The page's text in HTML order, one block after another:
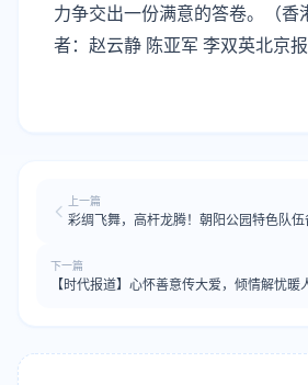
力争交出一份满意的答卷。（香
者：赵云静 陈亚军 李双英北京报
上一篇
彩绸飞舞，高杆龙腾！朝阳公园特色队
下一篇
【时代报道】心怀善意传大爱，倾情解忧暖